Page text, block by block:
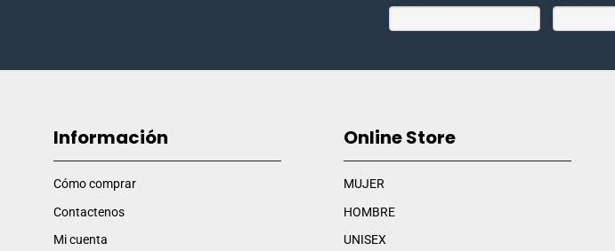
Información
Cómo comprar
Contactenos
Mi cuenta
Online Store
MUJER
HOMBRE
UNISEX